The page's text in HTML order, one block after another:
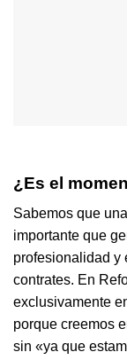
¿Es el
Sabemos que
importante que
profesionalidad y
contrates. En
exclusivamente
porque creemos
sin «ya que